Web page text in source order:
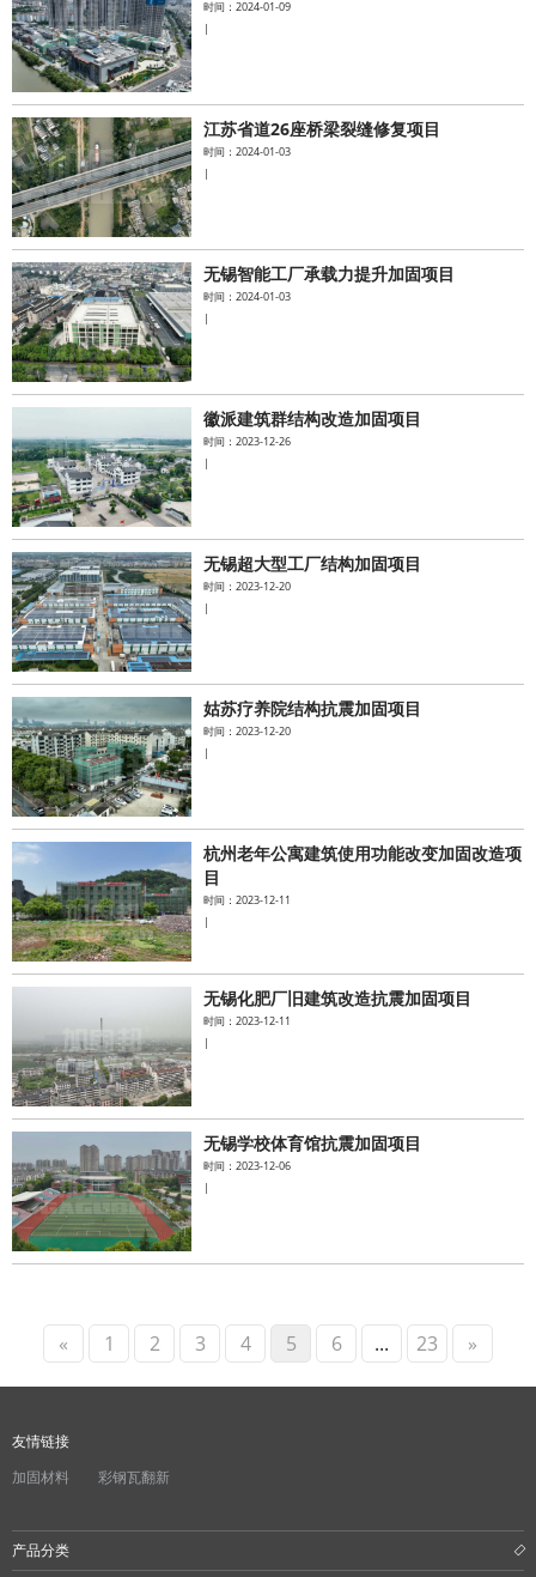
时间：2024-01-09
|
江苏省道26座桥梁裂缝修复项目
时间：2024-01-03
|
无锡智能工厂承载力提升加固项目
时间：2024-01-03
|
徽派建筑群结构改造加固项目
时间：2023-12-26
|
无锡超大型工厂结构加固项目
时间：2023-12-20
|
姑苏疗养院结构抗震加固项目
时间：2023-12-20
|
杭州老年公寓建筑使用功能改变加固改造项
目
时间：2023-12-11
|
无锡化肥厂旧建筑改造抗震加固项目
时间：2023-12-11
|
无锡学校体育馆抗震加固项目
时间：2023-12-06
|
« 1 2 3 4 5 6 ... 23 »
友情链接
加固材料
彩钢瓦翻新
产品分类